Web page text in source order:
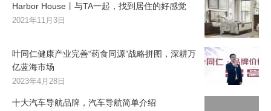
Harbor House丨与TA一起，找到居住的好感觉
2021年11月3日
叶同仁健康产业完善“药食同源”战略拼图，深耕万
亿蓝海市场
2023年4月28日
十大汽车导航品牌，汽车导航简单介绍